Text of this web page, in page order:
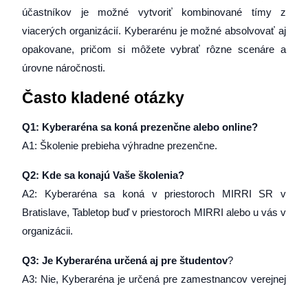
účastníkov je možné vytvoriť kombinované tímy z
viacerých organizácií. Kyberarénu je možné absolvovať aj
opakovane, pričom si môžete vybrať rôzne scenáre a
úrovne náročnosti.
Často kladené otázky
Q1: Kyberaréna sa koná prezenčne alebo online?
A1: Školenie prebieha výhradne prezenčne.
Q2: Kde sa konajú Vaše školenia?
A2: Kyberaréna sa koná v priestoroch MIRRI SR v
Bratislave, Tabletop buď v priestoroch MIRRI alebo u vás v
organizácii.
Q3: Je Kyberaréna určená aj pre študentov?
A3: Nie, Kyberaréna je určená pre zamestnancov verejnej